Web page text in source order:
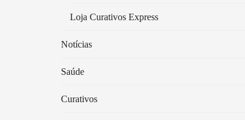
Loja Curativos Express
Notícias
Saúde
Curativos